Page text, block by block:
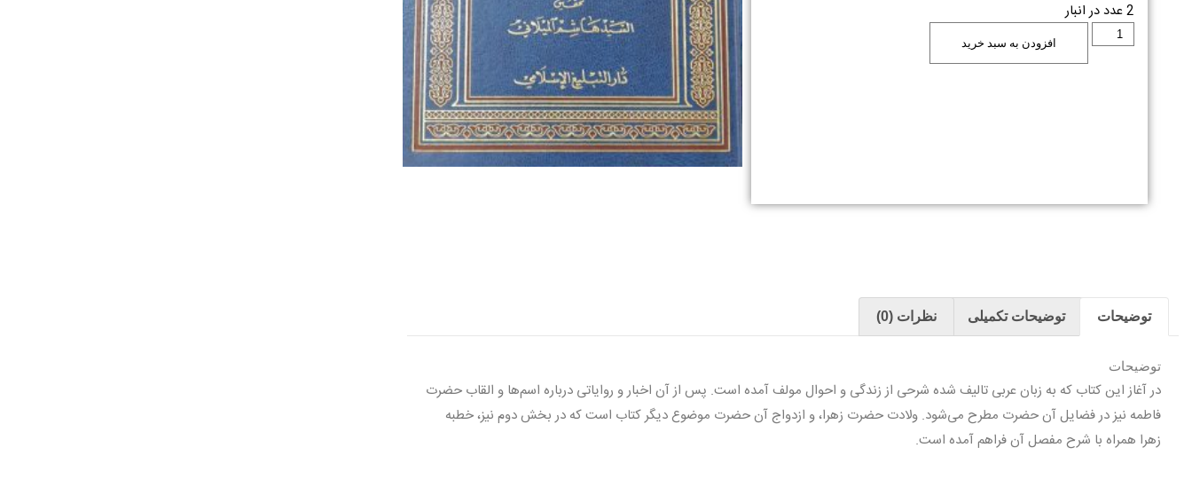
2 عدد در انبار
افزودن به سبد خرید
توضیحات توضیحات تکمیلی نظرات (0)
توضیحات
در آغاز این کتاب که به زبان عربی تالیف شده شرحی از زندگی و احوال مولف آمده است. پس از آن اخبار و روایاتی درباره اسم‌ها و القاب حضرت
فاطمه نیز در فضایل آن حضرت مطرح می‌شود. ولادت حضرت زهرا، و ازدواج آن حضرت موضوع دیگر کتاب است که در بخش دوم نیز، خطبه
زهرا همراه با شرح مفصل آن فراهم آمده است.